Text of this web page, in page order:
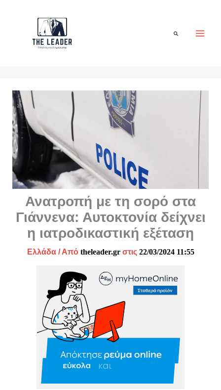
Αναζήτηση
Ανατροπή με τη σορό στα
Γιάννενα: Αυτοκτονία δείχνει
η ιατροδικαστική εξέταση
Ελλάδα/ Από theleader.gr στις 22/03/2024 11:55